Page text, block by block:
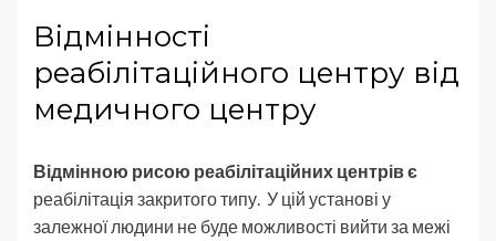
Відмінності
реабілітаційного центру від
медичного центру
Відмінною рисою реабілітаційних центрів є
реабілітація закритого типу. У цій установі у
залежної людини не буде можливості вийти за межі